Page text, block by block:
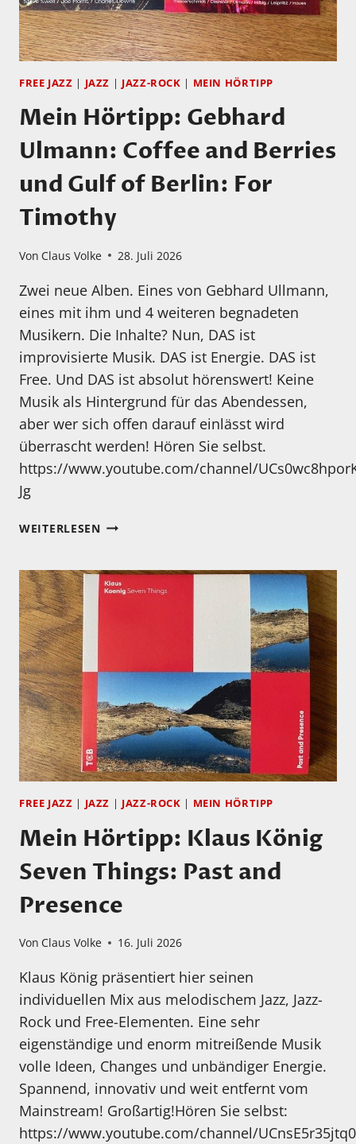
FREE JAZZ | JAZZ | JAZZ-ROCK | MEIN HÖRTIPP
Mein Hörtipp: Gebhard
Ulmann: Coffee and Berries
und Gulf of Berlin: For
Timothy
Von Claus Volke 28. Juli 2026
Zwei neue Alben. Eines von Gebhard Ullmann,
eines mit ihm und 4 weiteren begnadeten
Musikern. Die Inhalte? Nun, DAS ist
improvisierte Musik. DAS ist Energie. DAS ist
Free. Und DAS ist absolut hörenswert! Keine
Musik als Hintergrund für das Abendessen,
aber wer sich offen darauf einlässt wird
überrascht werden! Hören Sie selbst.
https://www.youtube.com/channel/
Jg
WEITERLESENMEIN
ULMANN:
COFFEE
GULF
OF
BERLIN:
FOR
TIMOTHY
FREE JAZZ JAZZ JAZZ-ROCK MEIN HÖRTIPP
Mein Hörtipp: Klaus König
Seven Things: Past and
Presence
Von Claus Volke 16. Juli 2026
Klaus König präsentiert hier seinen
individuellen Mix aus melodischem Jazz, Jazz-
Rock und Free-Elementen. Eine sehr
eigenständige und enorm mitreißende Musik
volle Ideen, Changes und unbändiger Energie.
Spannend, innovativ und weit entfernt vom
Mainstream! Großartig!Hören Sie selbst:
https://www.youtube.com/channel/